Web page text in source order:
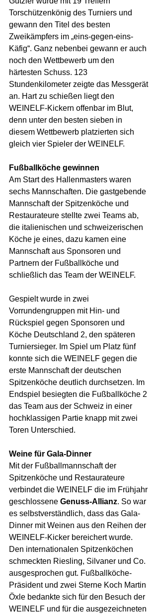
Torschützenkönig des Turniers und
gewann den Titel des besten
Zweikämpfers im „eins-gegen-eins-
Käfig“. Ganz nebenbei gewann er auch
noch den Wettbewerb um den
härtesten Schuss. 123
Stundenkilometer zeigte das Messgerät
an. Hart zu schießen liegt den
WEINELF-Kickern offenbar im Blut,
denn unter den besten sieben in
diesem Wettbewerb platzierten sich
gleich vier Spieler der WEINELF.
Fußballköche gewinnen
Am Start des Hallenmasters waren
sechs Mannschaften. Die gastgebende
Mannschaft der Spitzenköche und
Restaurateure stellte zwei Teams ab,
die italienischen und schweizerischen
Köche je eines, dazu kamen eine
Mannschaft aus Sponsoren und
Partnern der Fußballköche und
schließlich das Team der WEINELF.
Gespielt wurde in zwei
Vorrundengruppen mit Hin- und
Rückspiel gegen Sponsoren und
Köche Deutschland 2, den späteren
Turniersieger. Im Spiel um Platz fünf
konnte sich die WEINELF gegen die
erste Mannschaft der deutschen
Spitzenköche deutlich durchsetzen. Im
Endspiel besiegten die Fußballköche 2
das Team aus der Schweiz in einer
hochklassigen Partie knapp mit zwei
Toren Unterschied.
Weine für Gala-Dinner
Mit der Fußballmannschaft der
Spitzenköche und Restaurateure
verbindet die WEINELF die im Frühjahr
geschlossene Genuss-Allianz. So war
es selbstverständlich, dass das Gala-
Dinner mit Weinen aus den Reihen der
WEINELF-Kicker bereichert wurde.
Den internationalen Spitzenköchen
schmeckten Riesling, Silvaner und Co.
ausgesprochen gut. Fußballköche-
Präsident und zwei Sterne Koch Martin
Öxle bedankte sich für den Besuch der
WEINELF und für die ausgezeichneten